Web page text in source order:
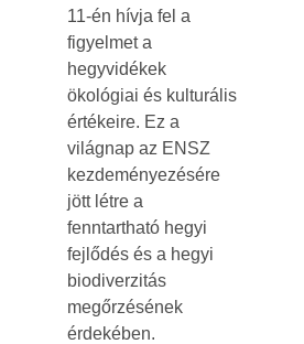
11-én hívja fel a
figyelmet a
hegyvidékek
ökológiai és kulturális
értékeire. Ez a
világnap az ENSZ
kezdeményezésére
jött létre a
fenntartható hegyi
fejlődés és a hegyi
biodiverzitás
megőrzésének
érdekében.